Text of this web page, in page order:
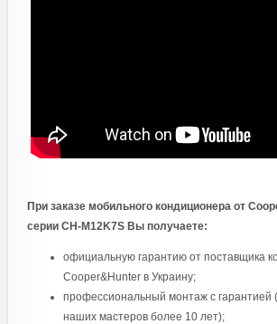
При заказе мобильного кондиционера от
серии CH-M12K7S Вы получаете:
официальную гарантию от поставщика
Cooper&Hunter в Украину;
профессиональный монтаж с гарантией
наших мастеров более 10 лет);